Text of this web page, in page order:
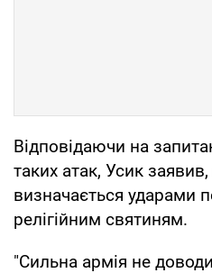
Відповідаючи на
таких атак, Усик
визначається ударами
релігійним святиням.
"Сильна армія не